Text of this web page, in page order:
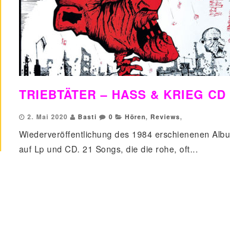
TRIEBTÄTER – HASS & KRIEG CD
2. Mai 2020 Basti 0 Hören, Reviews,
Wiederveröffentlichung des 1984 erschienenen
auf Lp und CD. 21 Songs, die die rohe, oft...